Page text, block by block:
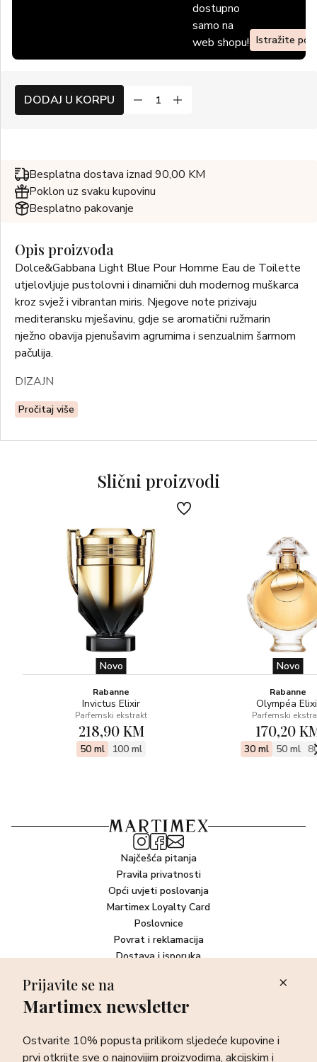
dostupno
samo na
web shopu! Istražite
DODAJ U KORPU
Besplatna dostava iznad 90,00 KM
Poklon uz svaku kupovinu
Besplatno pakovanje
Opis proizvoda
Dolce&Gabbana Light Blue Pour Homme Eau de Toilette
utjelovljuje pustolovni i dinamični duh modernog muškarca
kroz svjež i vibrantan miris. Njegove note prizivaju
mediteransku mješavinu, gdje se aromatični ružmarin
nježno obavija pjenušavim agrumima i senzualnim šarmom
pačulija.
DIZAJN
Čista elegancija u svakom detalju: matirano staklo bočice
detaljima, dok je emajlirani plavi čep, nadahnut
ikoničnim DG monogramom.
Light Blue Pour Homme Eau de Toilette: svjež, muževan i
Miris je ekskluzivno za Dolce&Gabbanu kreirao Alberto
GORNJE NOTE
Miris se otvara energizirajućim notama sicilijanskog limuna.
SREDNJE NOTE
Ružmarin stvara pozornicu za aromatičnu slatkoću.
Indonezijski pačuli naglašava intenzivno zavodljiv karakter
Pročitaj više
Slični proizvodi
Novo
Rabanne
Invictus Elixir
Parfemski ekstrakt
218,90 KM
50 ml 100 ml
Novo
Rabanne
Olympéa
Parfemski
170,20
30 ml 50 ml
Najčešća pitanja
Pravila privatnosti
Opći uvjeti poslovanja
Martimex Loyalty Card
Poslovnice
Povrat i reklamacija
Dostava i isporuka
Newsletter
sve o najnovijim proizvodima, akcijskim i ekskluzivnim
ponudama te posebnim događanjima.
Prijavite se na
Martimex newsletter
Ostvarite 10% popusta prilikom sljedeće kupovine i
prvi otkrijte sve o najnovijim proizvodima, akcijskim i